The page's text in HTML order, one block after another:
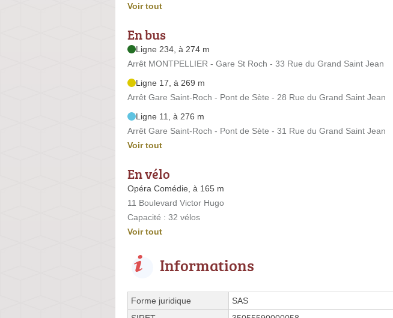
Voir tout
En bus
Ligne 234, à 274 m
Arrêt MONTPELLIER - Gare St Roch - 33 Rue du Grand Saint Jean
Ligne 17, à 269 m
Arrêt Gare Saint-Roch - Pont de Sète - 28 Rue du Grand Saint Jean
Ligne 11, à 276 m
Arrêt Gare Saint-Roch - Pont de Sète - 31 Rue du Grand Saint Jean
Voir tout
En vélo
Opéra Comédie, à 165 m
11 Boulevard Victor Hugo
Capacité : 32 vélos
Voir tout
Informations
Forme juridique
SAS